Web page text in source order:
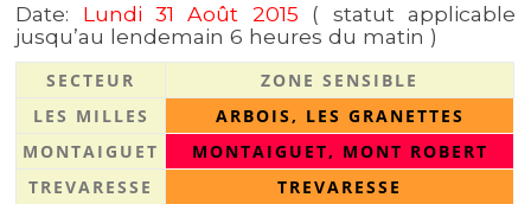
Date: Lundi 31 Août 2015 ( statut applicable
jusqu’au lendemain 6 heures du matin )
SECTEUR
ZONE SENSIBLE
LES MILLES
ARBOIS, LES GRANETTES
MONTAIGUET
MONTAIGUET, MONT ROBERT
TREVARESSE
TREVARESSE